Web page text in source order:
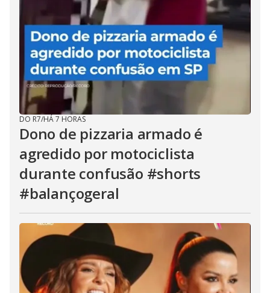
DO R7/HÁ 7 HORAS
Dono de pizzaria armado é
agredido por motociclista
durante confusão #shorts
#balançogeral